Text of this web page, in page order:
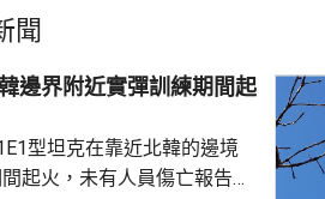
聞
邊界附近實彈訓練期間起
型坦克在靠近北韓的邊境
起火，未有人員傷亡報告。